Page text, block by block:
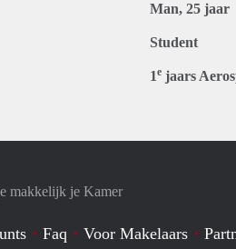
Man, 25 jaar
Student
1e jaars
makkelijk je Kamer
Faq Voor Makelaars